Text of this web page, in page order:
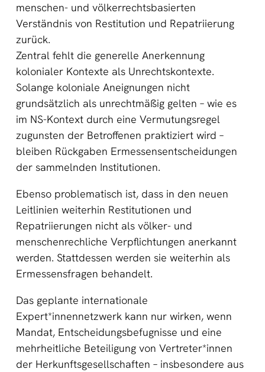
menschen- und völkerrechtsbasierten
Verständnis von Restitution und Repatriierung
zurück.
Zentral fehlt die generelle Anerkennung
kolonialer Kontexte als Unrechtskontexte.
Solange koloniale Aneignungen nicht
grundsätzlich als unrechtmäßig gelten – wie es
im NS-Kontext durch eine Vermutungsregel
zugunsten der Betroffenen praktiziert wird –
bleiben Rückgaben Ermessensentscheidungen
der sammelnden Institutionen.
Ebenso problematisch ist, dass in den neuen
Leitlinien weiterhin Restitutionen und
Repatriierungen nicht als völker- und
menschenrechliche Verpflichtungen anerkannt
werden. Stattdessen werden sie weiterhin als
Ermessensfragen behandelt.
Das geplante internationale
Expert*innennetzwerk kann nur wirken, wenn
Mandat, Entscheidungsbefugnisse und eine
mehrheitliche Beteiligung von Vertreter*innen
der Herkunftsgesellschaften – insbesondere aus